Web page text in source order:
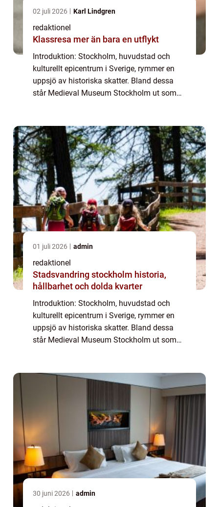
02 juli 2026 Karl Lindgren
redaktionel
Klassresa mer än bara en utflykt
Introduktion: Stockholm, huvudstad och
kulturellt epicentrum i Sverige, rymmer en
uppsjö av historiska skatter. Bland dessa
står Medieval Museum Stockholm ut som
till...
01 juli 2026 admin
redaktionel
Stadsvandring stockholm historia,
hållbarhet och dolda kvarter
Introduktion: Stockholm, huvudstad och
kulturellt epicentrum i Sverige, rymmer en
uppsjö av historiska skatter. Bland dessa
står Medieval Museum Stockholm ut som
till...
30 juni 2026 admin